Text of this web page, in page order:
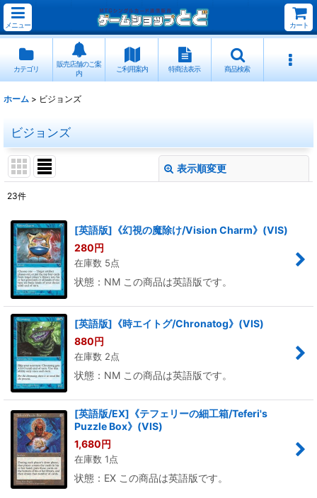
メニュー カート
カテゴリ
販売店舗のご案
内
ご利用案内 特商法表示 商品検索
ホーム > ビジョンズ
ビジョンズ
表示順変更
並び順:
絞り込む
23件
[英語版]《幻視の魔除け/Vision Charm》(VIS)
280円
在庫数 5点
状態：NM この商品は英語版です。
[英語版]《時エイトグ/Chronatog》(VIS)
880円
在庫数 2点
状態：NM この商品は英語版です。
[英語版/EX]《テフェリーの細工箱/Teferi's
Puzzle Box》(VIS)
1,680円
在庫数 1点
状態：EX この商品は英語版です。